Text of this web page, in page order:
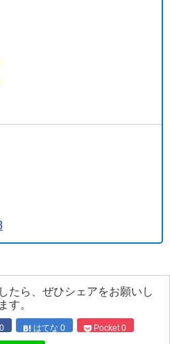
たら、ぜひシェアをお願いし
ます。
0 はてな 0 Pocket 0